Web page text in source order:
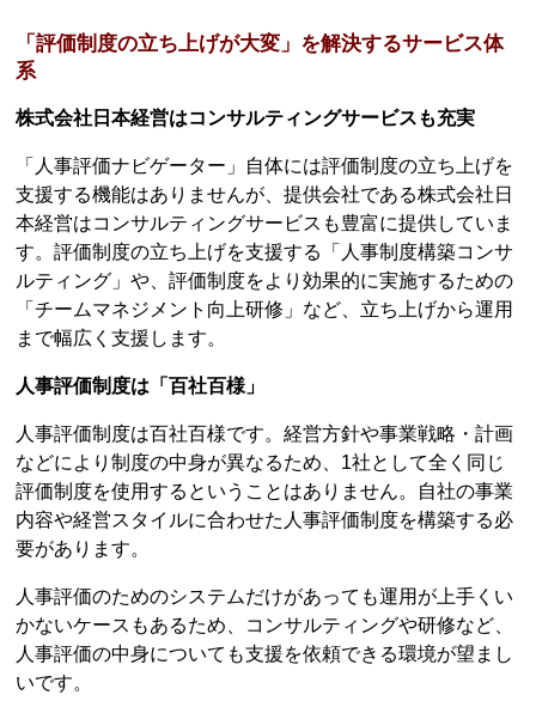
「評価制度の立ち上げが大変」を解決するサービス体
系
株式会社日本経営はコンサルティングサービスも充実
「人事評価ナビゲーター」自体には評価制度の立ち上げを
支援する機能はありませんが、提供会社である株式会社日
本経営はコンサルティングサービスも豊富に提供していま
す。評価制度の立ち上げを支援する「人事制度構築コンサ
ルティング」や、評価制度をより効果的に実施するための
「チームマネジメント向上研修」など、立ち上げから運用
まで幅広く支援します。
人事評価制度は「百社百様」
人事評価制度は百社百様です。経営方針や事業戦略・計画
などにより制度の中身が異なるため、1社として全く同じ
評価制度を使用するということはありません。自社の事業
内容や経営スタイルに合わせた人事評価制度を構築する必
要があります。
人事評価のためのシステムだけがあっても運用が上手くい
かないケースもあるため、コンサルティングや研修など、
人事評価の中身についても支援を依頼できる環境が望まし
いです。